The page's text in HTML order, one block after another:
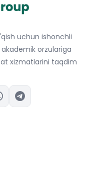
uchun ishonchli
orzulariga
xizmatlarini taqdim